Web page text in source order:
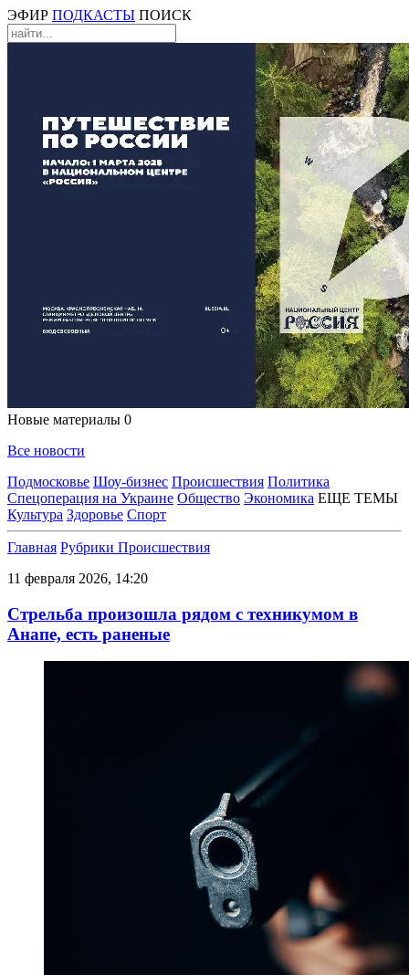
ЭФИР ПОДКАСТЫ ПОИСК
Новые материалы 0
Все новости
Подмосковье Шоу-бизнес Происшествия Политика
Спецоперация на Украине Общество Экономика ЕЩЕ ТЕМЫ
Культура Здоровье Спорт
Главная Рубрики Происшествия
11 февраля 2026, 14:20
Стрельба произошла рядом с техникумом в
Анапе, есть раненые